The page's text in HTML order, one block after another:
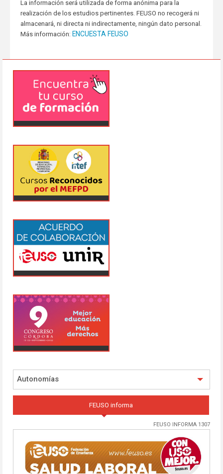
La información será utilizada de forma anónima para la
realización de los estudios pertinentes. FEUSO no recogerá ni
almacenará, ni directa ni indirectamente, ningún dato personal.
Más información: ENCUESTA FEUSO
Autonomías
FEUSO informa
FEUSO INFORMA 1307